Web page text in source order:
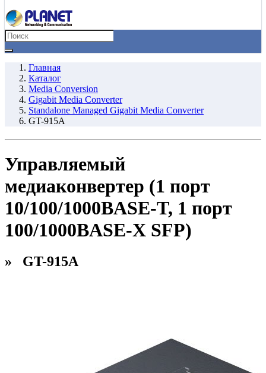
Главная
Каталог
Media Conversion
Gigabit Media Converter
Standalone Managed Gigabit Media Converter
GT-915A
Управляемый
медиаконвертер (1 порт
10/100/1000BASE-T, 1 порт
100/1000BASE-X SFP)
» GT-915A